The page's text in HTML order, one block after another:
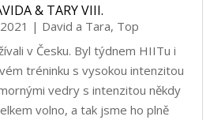
& TARY VIII.
| David a Tara, Top
v Česku. Byl týdnem HIITu i
tréninku s vysokou intenzitou
vedry s intenzitou někdy
volno, a tak jsme ho plně